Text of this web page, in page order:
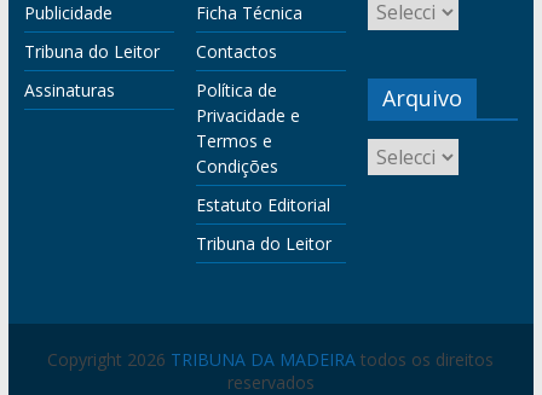
Publicidade
Tribuna do Leitor
Assinaturas
Ficha Técnica
Contactos
Política de
Privacidade e
Termos e
Condições
Estatuto Editorial
Tribuna do Leitor
Arquivo
Copyright 2026 TRIBUNA DA MADEIRA todos os direitos
reservados